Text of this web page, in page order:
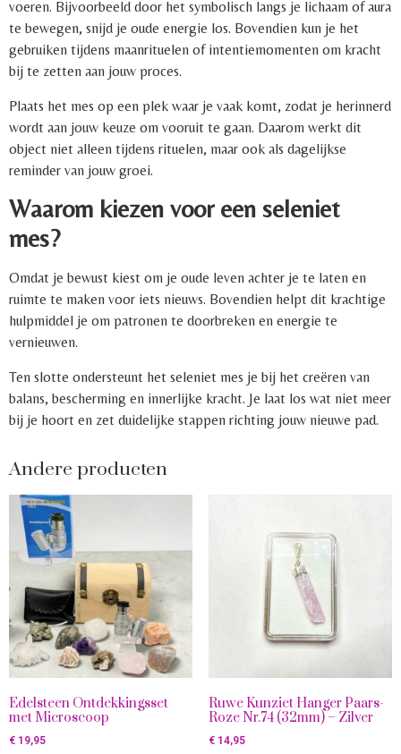
voeren. Bijvoorbeeld door het symbolisch langs je lichaam of aura
te bewegen, snijd je oude energie los. Bovendien kun je het
gebruiken tijdens maanrituelen of intentiemomenten om kracht
bij te zetten aan jouw proces.
Plaats het mes op een plek waar je vaak komt, zodat je herinnerd
wordt aan jouw keuze om vooruit te gaan. Daarom werkt dit
object niet alleen tijdens rituelen, maar ook als dagelijkse
reminder van jouw groei.
Waarom kiezen voor een seleniet
mes?
Omdat je bewust kiest om je oude leven achter je te laten en
ruimte te maken voor iets nieuws. Bovendien helpt dit krachtige
hulpmiddel je om patronen te doorbreken en energie te
vernieuwen.
Ten slotte ondersteunt het seleniet mes je bij het creëren van
balans, bescherming en innerlijke kracht. Je laat los wat niet meer
bij je hoort en zet duidelijke stappen richting jouw nieuwe pad.
Andere producten
Edelsteen Ontdekkingsset
met Microscoop
€ 19,95
Ruwe Kunziet Hanger Paars-
Roze Nr.74 (32mm) – Zilver
€14,95